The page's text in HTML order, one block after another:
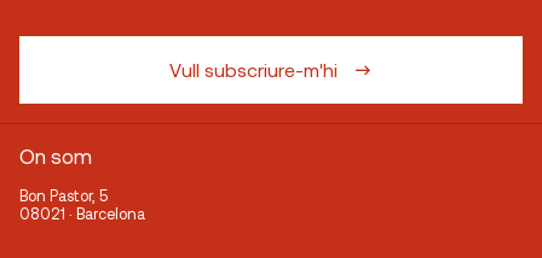
Vull subscriure-m'hi
On som
Bon Pastor, 5
08021 · Barcelona